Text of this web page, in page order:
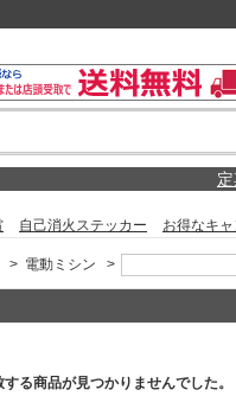
自己消火ステッカー お得なキ
> 電動ミシン >
る商品が見つかりませんでした。